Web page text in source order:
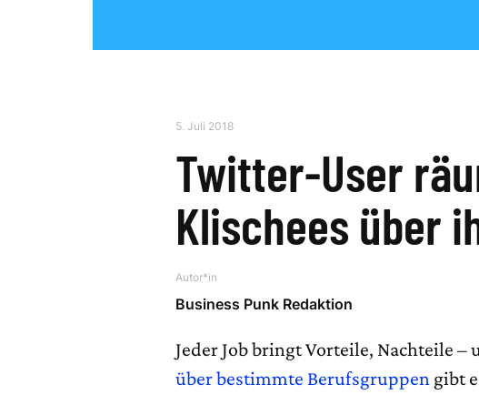
5. Juli 2018
Twitter-User
Klischees über
Autor*in
Business Punk Redaktion
Jeder Job bringt Vorteile, Nachteile
über bestimmte Berufsgruppen gibt